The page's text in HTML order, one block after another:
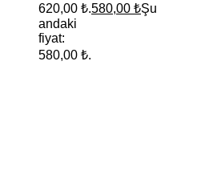
620,00 ₺.580,00 ₺Şu
andaki
fiyat:
580,00 ₺.